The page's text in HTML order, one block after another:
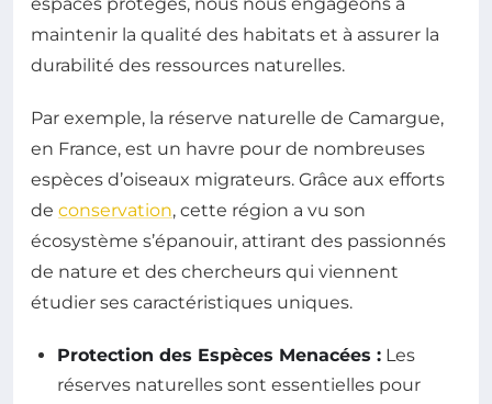
maintenir la qualité des habitats et à assurer la
durabilité des ressources naturelles.
Par exemple, la réserve naturelle de Camargue,
en France, est un havre pour de nombreuses
espèces d’oiseaux migrateurs. Grâce aux efforts
de conservation, cette région a vu son
écosystème s’épanouir, attirant des passionnés
de nature et des chercheurs qui viennent
étudier ses caractéristiques uniques.
Protection des Espèces Menacées : Les
réserves naturelles sont essentielles pour